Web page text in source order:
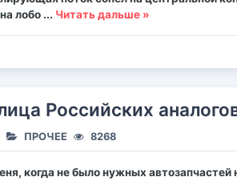
лобо ... Читать дальше »
Российских
ПРОЧЕЕ 8268
когда не было нужных